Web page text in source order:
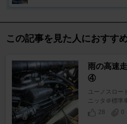
この記事を見た人におすす
雨の高速
④
ユーノスロー
ニッタ＠標準
28
0